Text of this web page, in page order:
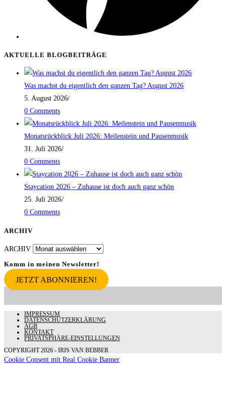
AKTUELLE BLOGBEITRÄGE
Was machst du eigentlich den ganzen Tag? August 2026
5. August 2026/
0 Comments
Monatsrückblick Juli 2026: Meilenstein und Pausenmusik
31. Juli 2026/
0 Comments
Staycation 2026 – Zuhause ist doch auch ganz schön
25. Juli 2026/
0 Comments
ARCHIV
ARCHIV
Komm in meinen Newsletter!
JETZT ABONNIEREN!
IMPRESSUM
DATENSCHUTZERKLÄRUNG
AGB
KONTAKT
PRIVATSPHÄRE-EINSTELLUNGEN
COPYRIGHT 2026 - IRIS VAN BEBBER
Cookie Consent mit Real Cookie Banner